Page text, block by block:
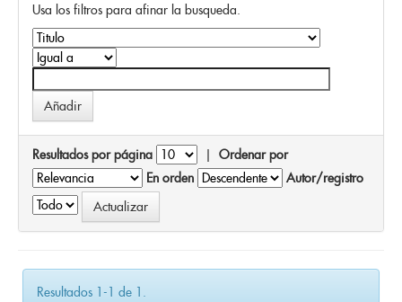
Usa los filtros para afinar la busqueda.
Resultados por página | Ordenar por
En orden
Autor/registro
Resultados 1-1 de 1.